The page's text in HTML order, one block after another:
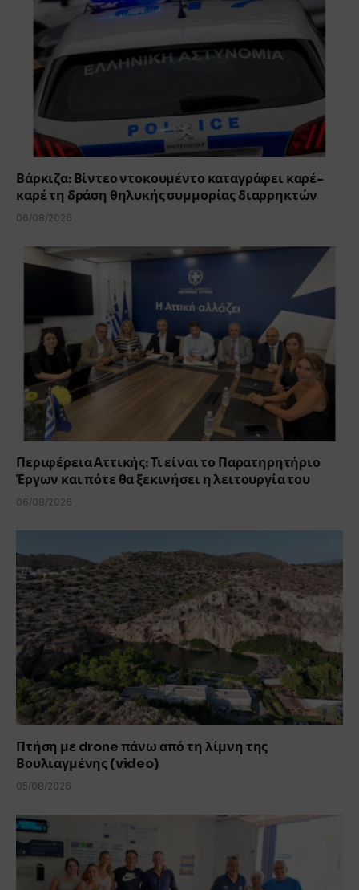
Βάρκιζα: Βίντεο ντοκουμέντο καταγράφει καρέ-
καρέ τη δράση θηλυκής συμμορίας διαρρηκτών
06/08/2026
Περιφέρεια Αττικής: Τι είναι το Παρατηρητήριο
Έργων και πότε θα ξεκινήσει η λειτουργία του
06/08/2026
Πτήση με drone πάνω από τη λίμνη της
Βουλιαγμένης (video)
05/08/2026